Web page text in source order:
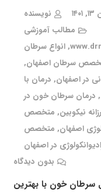
نویسنده
مطالب آموزشی
,انواع سرطان
سرطان اصفهان,
در اصفهان, درمان با
, درمان سرطان خون در
نیکوبین, متخصص
اصفهان, متخصص
در اصفهان
بدون دیدگاه
سرطان خون با بهترین